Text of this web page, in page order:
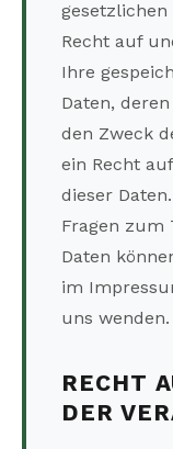
Recht auf
Ihre
Daten,
den Zweck
ein Recht
dieser
Fragen zum
Daten
im
uns wenden.
RECHT
DER